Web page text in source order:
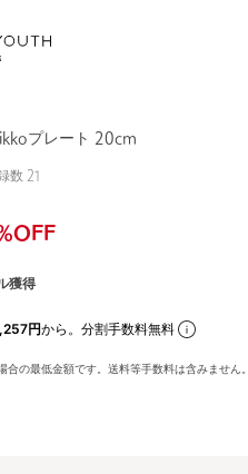
プレート 20cm
数 21
獲得
円から。分割手数料無料
の最低金額です。送料等手数料は含みません。